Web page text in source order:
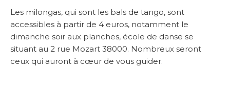
Les milongas, qui sont les bals de tango, sont
accessibles à partir de 4 euros, notamment le
dimanche soir aux planches, école de danse se
situant au 2 rue Mozart 38000. Nombreux seront
ceux qui auront à cœur de vous guider.